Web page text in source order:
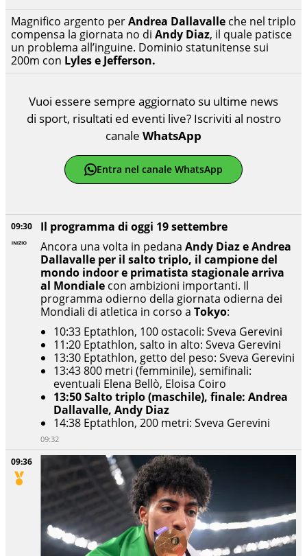
Magnifico argento perAndrea Dallavalle che nel triplo
compensa la giornata no di Andy Diaz, il quale patisce
un problema all’inguine. Dominio statunitense sui
200m con Lyles e Jefferson.
09:36
09:30
Il programma di oggi 19 settembre
Ancora una volta in pedana Andy Diaz e Andrea
Dallavalle per il salto triplo, il campione del
mondo indoor e primatista stagionale arriva
al Mondiale con ambizioni importanti. Il
programma odierno della giornata odierna dei
Mondiali di atletica in corso a Tokyo:
10:33 Eptathlon, 100 ostacoli: Sveva Gerevini
11:20 Eptathlon, salto in alto: Sveva Gerevini
13:30 Eptathlon, getto del peso: Sveva Gerevini
13:43 800 metri (femminile), semifinali:
eventuali Elena Bellò, Eloisa Coiro
13:50 Salto triplo (maschile), finale: Andrea
Dallavalle, Andy Diaz
14:38 Eptathlon, 200 metri: Sveva Gerevini
09:32
Vuoi essere sempre aggiornato su ultime news
di sport, risultati ed eventi live? Iscriviti al nostro
canale WhatsApp
Entra nel canale WhatsApp